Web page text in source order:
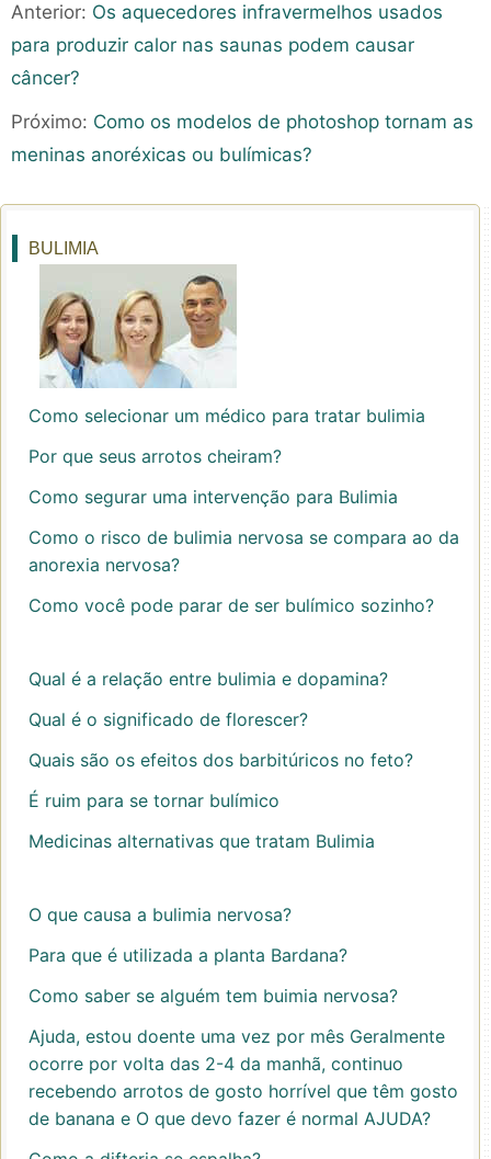
Anterior: Os aquecedores infravermelhos usados ​​
para produzir calor nas saunas podem causar
câncer?
Próximo: Como os modelos de photoshop tornam as
meninas anoréxicas ou bulímicas?
BULIMIA
Como selecionar um médico para tratar bulimia
Por que seus arrotos cheiram?
Como segurar uma intervenção para Bulimia
Como o risco de bulimia nervosa se compara ao da
anorexia nervosa?
Como você pode parar de ser bulímico sozinho?
Qual é a relação entre bulimia e dopamina?
Qual é o significado de florescer?
Quais são os efeitos dos barbitúricos no feto?
É ruim para se tornar bulímico
Medicinas alternativas que tratam Bulimia
O que causa a bulimia nervosa?
Para que é utilizada a planta Bardana?
Como saber se alguém tem buimia nervosa?
Ajuda, estou doente uma vez por mês Geralmente
ocorre por volta das 2-4 da manhã, continuo
recebendo arrotos de gosto horrível que têm gosto
de banana e O que devo fazer é normal AJUDA?